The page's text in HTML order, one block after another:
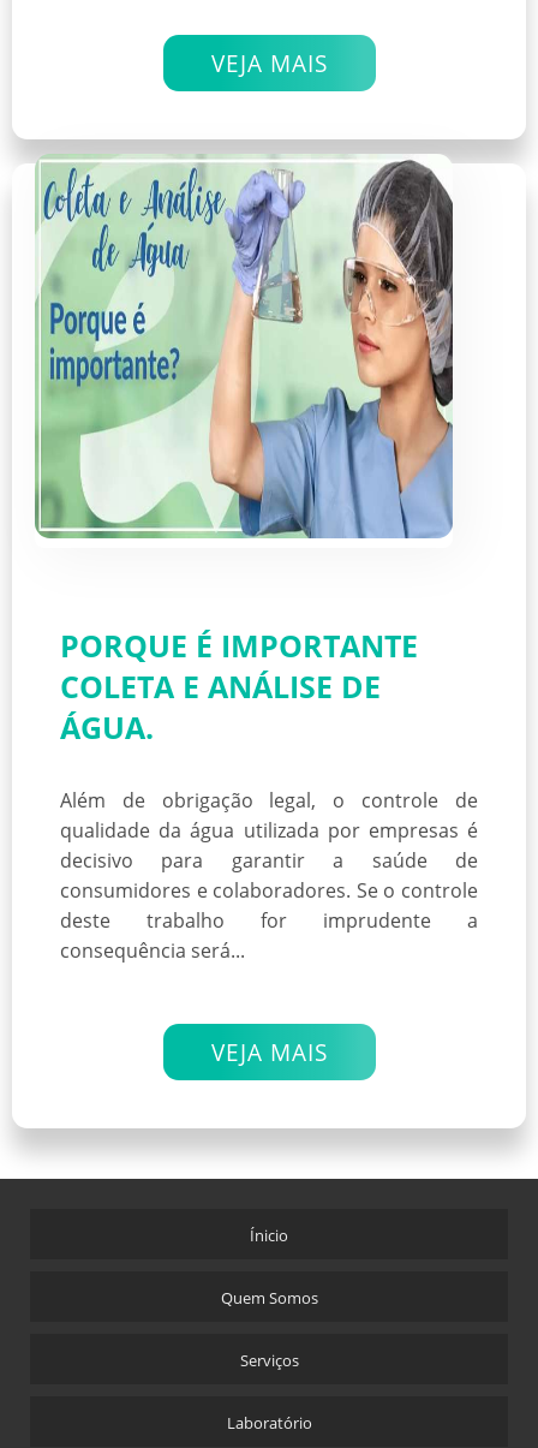
VEJA MAIS
PORQUE É IMPORTANTE
COLETA E ANÁLISE DE
ÁGUA.
Além de obrigação legal, o controle de
qualidade da água utilizada por empresas é
decisivo para garantir a saúde de
consumidores e colaboradores. Se o controle
deste trabalho for imprudente a
consequência será...
VEJA MAIS
Ínicio
Quem Somos
Serviços
Laboratório